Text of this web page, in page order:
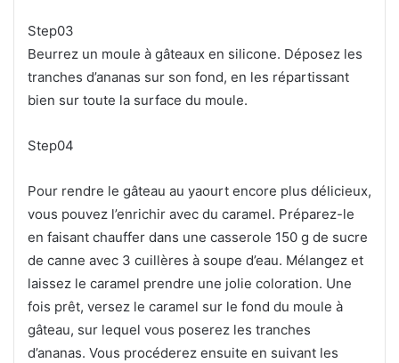
Step03
Beurrez un moule à gâteaux en silicone. Déposez les
tranches d’ananas sur son fond, en les répartissant
bien sur toute la surface du moule.
Step04
Pour rendre le gâteau au yaourt encore plus délicieux,
vous pouvez l’enrichir avec du caramel. Préparez-le
en faisant chauffer dans une casserole 150 g de sucre
de canne avec 3 cuillères à soupe d’eau. Mélangez et
laissez le caramel prendre une jolie coloration. Une
fois prêt, versez le caramel sur le fond du moule à
gâteau, sur lequel vous poserez les tranches
d’ananas. Vous procéderez ensuite en suivant les